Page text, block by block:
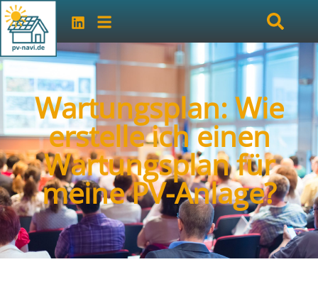
Wartungsplan: Wie
erstelle ich einen
Wartungsplan für
meine PV-Anlage?